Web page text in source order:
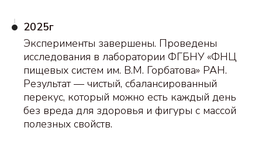
2025г
Эксперименты завершены. Проведены
исследования в лаборатории ФГБНУ «ФНЦ
пищевых систем им. В.М. Горбатова» РАН.
Результат — чистый, сбалансированный
перекус, который можно есть каждый день
без вреда для здоровья и фигуры с массой
полезных свойств.